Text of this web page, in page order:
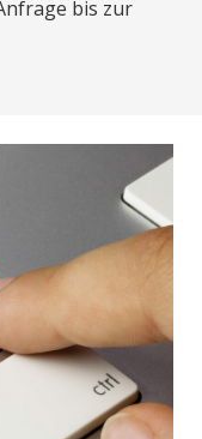
bis zur